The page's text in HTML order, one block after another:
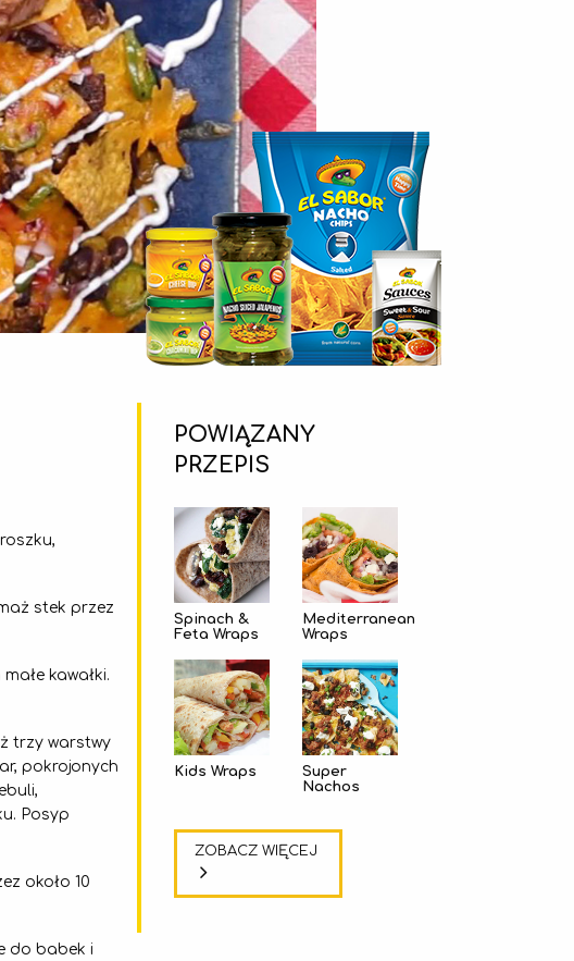
stek przez
kawałki.
trzy warstwy
pokrojonych
Posyp
około 10
do babek i
POWIĄZANY
PRZEPIS
Spinach &
Feta Wraps
Mediterranean
Wraps
Kids Wraps
Super
Nachos
ZOBACZ WIĘCEJ